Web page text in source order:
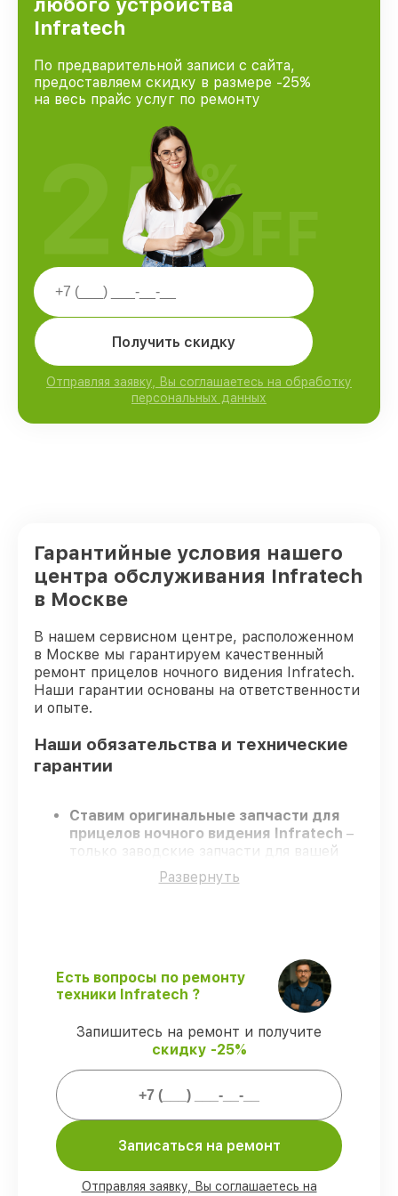
Infratech
По предварительной записи с сайта,
предоставляем скидку в размере -25%
на весь прайс услуг по ремонту
Получить скидку
Отправляя заявку, Вы соглашаетесь на обработку
персональных данных
25%
OFF
Гарантийные условия нашего
центра обслуживания Infratech
в Москве
В нашем сервисном центре, расположенном
в Москве мы гарантируем качественный
ремонт прицелов ночного видения Infratech.
Наши гарантии основаны на ответственности
и опыте.
Наши обязательства и технические
гарантии
Ставим оригинальные запчасти для
прицелов ночного видения Infratech –
только заводские запчасти для вашей
Сертифицированные мастера
ремонт прицелов ночного видения
Infratech без бесконечных переносов.
Гарантийное обслуживание– на все
виды работ и комплектующие для
прицелов ночного видения Infratech
предоставляется официальное
Мы гарантируем:
80%
ремонтов по ремонту выполняются
в присутствии клиента
Развернуть
Есть вопросы по ремонту
техники Infratech ?
Запишитесь на ремонт и получите
скидку -25%
Записаться на ремонт
Отправляя заявку, Вы соглашаетесь на